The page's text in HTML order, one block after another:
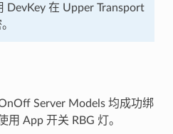
DevKey 在 Upper Transport
Server Models 均成功绑
用 App 开关 RBG 灯。